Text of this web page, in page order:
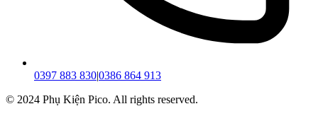
0397 883 830|0386 864 913
© 2024 Phụ Kiện Pico. All rights reserved.